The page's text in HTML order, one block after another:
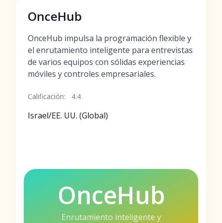
OnceHub
OnceHub impulsa la programación flexible y
el enrutamiento inteligente para entrevistas
de varios equipos con sólidas experiencias
móviles y controles empresariales.
Calificación: 4.4
Israel/EE. UU. (Global)
OnceHub
Enrutamiento inteligente y